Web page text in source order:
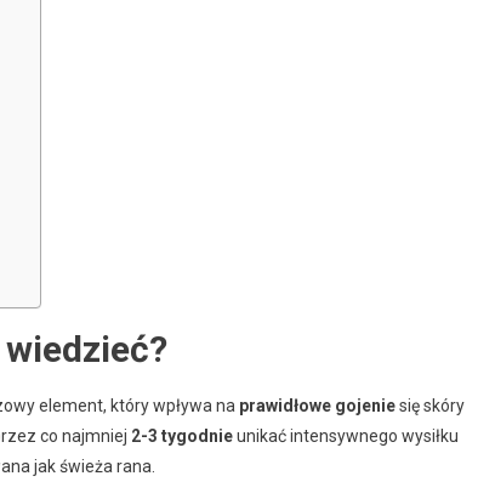
element, który wpływa na prawidłowe gojeniesię skóry
co najmniej 2-3 tygodnieunikać intensywnego wysiłku
jak świeża rana.